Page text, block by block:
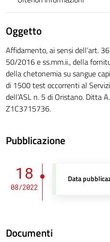
Oggetto
Affidamento, ai sensi dell’art.
50/2016 e ss.mm.ii., della
della chetonemia su sangue
di 1500 test occorrenti al
dell’ASL n. 5 di Oristano. Ditta
Z1C3715736.
Pubblicazione
18
08/2022
Data
Documenti